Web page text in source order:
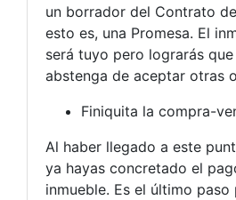
un borrador del Contrato
esto es, una Promesa. El
será tuyo pero lograrás
abstenga de aceptar otras
Finiquita la compra-
Al haber llegado a este
ya hayas concretado el
inmueble. Es el último paso